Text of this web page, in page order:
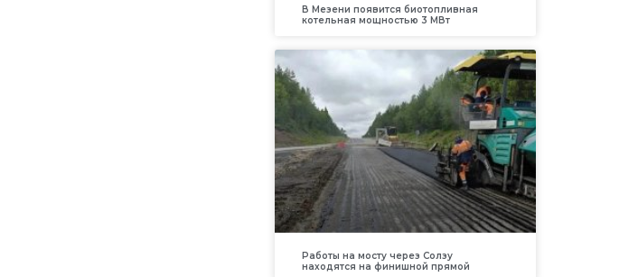
В Мезени появится биотопливная
котельная мощностью 3 МВт
Работы на мосту через Солзу
находятся на финишной прямой